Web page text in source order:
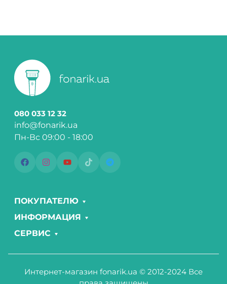
080 033 12 32
info@fonarik.ua
Пн-Вс 09:00 - 18:00
ПОКУПАТЕЛЮ
ИНФОРМАЦИЯ
СЕРВИС
Интернет-магазин fonarik.ua © 2012-2024 Все